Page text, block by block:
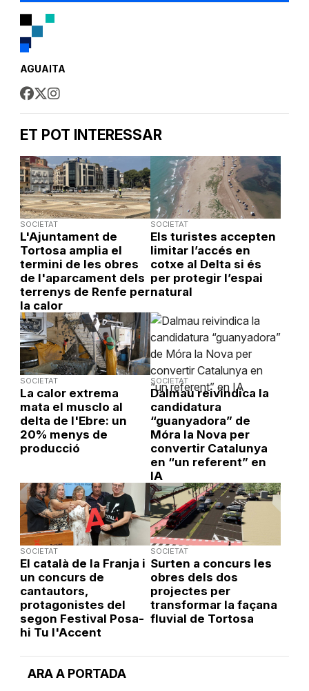
ARA A PORTADA
AGUAITA
ET POT INTERESSAR
SOCIETAT
L'Ajuntament de
Tortosa amplia el
termini de les obres
de l'aparcament dels
terrenys de Renfe per
la calor
SOCIETAT
Els turistes accepten
limitar l’accés en
cotxe al Delta si és
per protegir l’espai
natural
SOCIETAT
La calor extrema
mata el musclo al
delta de l'Ebre: un
20% menys de
producció
SOCIETAT
Dalmau reivindica la
candidatura
“guanyadora” de
Móra la Nova per
convertir Catalunya
en “un referent” en
IA
SOCIETAT
El català de la Franja i
un concurs de
cantautors,
protagonistes del
segon Festival Posa-
hi Tu l'Accent
SOCIETAT
Surten a concurs les
obres dels dos
projectes per
transformar la façana
fluvial de Tortosa